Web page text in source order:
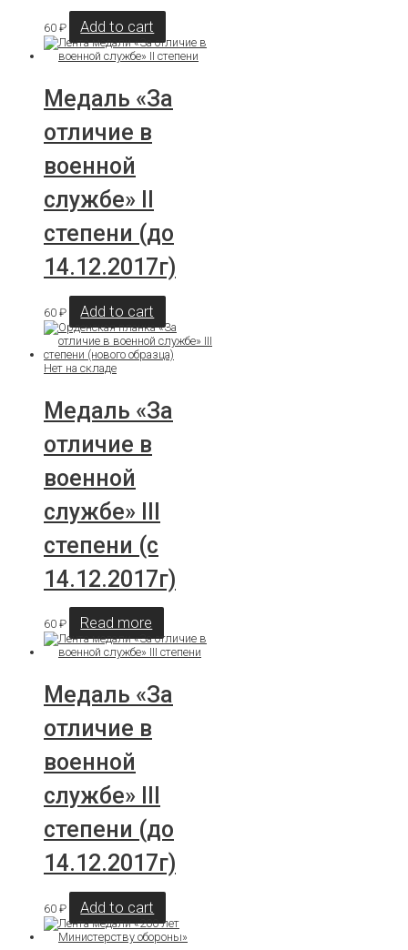
60 ₽ Add to cart
Медаль «За
отличие в
военной
службе» II
степени (до
14.12.2017г)
60 ₽ Add to cart
Нет на складе
Медаль «За
отличие в
военной
службе» III
степени (с
14.12.2017г)
60 ₽ Read more
Медаль «За
отличие в
военной
службе» III
степени (до
14.12.2017г)
60 ₽ Add to cart